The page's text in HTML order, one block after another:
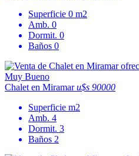
Superficie 0 m2
Amb. 0
Dormit. 0
Baños 0
Muy Bueno
Chalet en Miramaru$s 90000
Superficie m2
Amb. 4
Dormit. 3
Baños 2